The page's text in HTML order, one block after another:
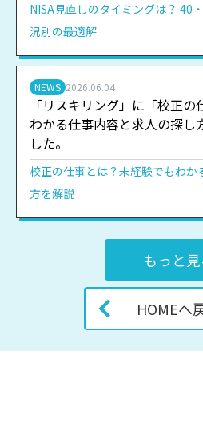
NISA見直しのタイミングは？ 40
況別の最適解
NEWS 2026.06.04
「リスキリング」に「校正
わかる仕事内容と求人の探し
した。
校正の仕事とは？未経験でもわか
方を解説
もっと見
HOMEへ